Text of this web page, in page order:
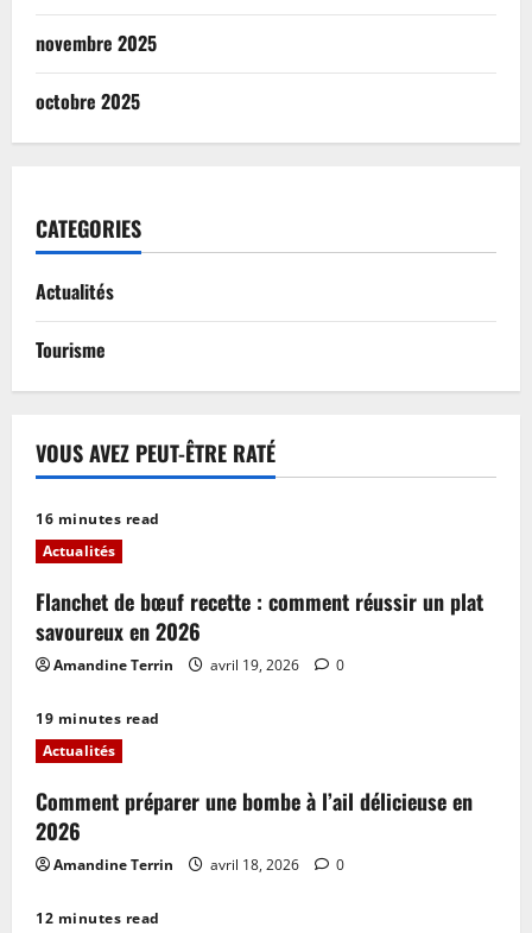
novembre 2025
octobre 2025
CATEGORIES
Actualités
Tourisme
VOUS AVEZ PEUT-ÊTRE RATÉ
16 minutes read
Actualités
Flanchet de bœuf recette : comment réussir un plat
savoureux en 2026
Amandine Terrin avril 19, 2026 0
19 minutes read
Actualités
Comment préparer une bombe à l’ail délicieuse en
2026
Amandine Terrin avril 18, 2026 0
12 minutes read